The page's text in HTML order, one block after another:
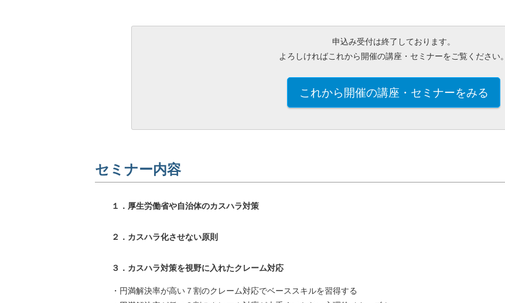
申込み受付は終了しております。
よろしければこれから開催の講座・セミナーをご覧ください。
これから開催の講座・セミナーをみる
セミナー内容
１．厚生労働省や自治体のカスハラ対策
２．カスハラ化させない原則
３．カスハラ対策を視野に入れたクレーム対応
・円満解決率が高い７割のクレーム対応でベーススキルを習得する